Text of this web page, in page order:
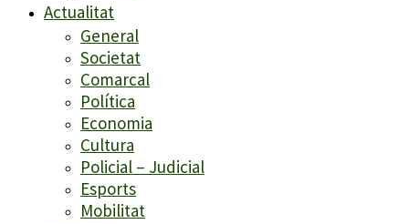
Actualitat
General
Societat
Comarcal
Política
Economia
Cultura
Policial – Judicial
Esports
Mobilitat